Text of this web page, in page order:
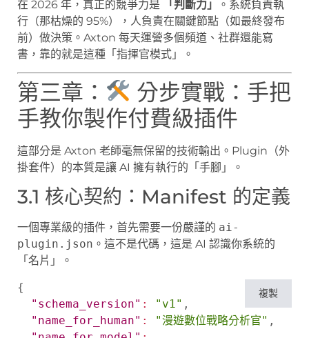
在 2026 年，真正的競爭力是 「判斷力」
。系統負責執
行（那枯燥的 95%），人負責在關鍵節點（如最終發布
前）做決策。Axton 每天運營多個頻道、社群還能寫
書，靠的就是這種「指揮官模式」。
第三章：
分步實戰：手把
手教你製作付費級插件
這部分是 Axton 老師毫無保留的技術輸出。Plugin（外
掛套件）的本質是讓 AI 擁有執行的「手腳」。
3.1 核心契約：Manifest 的定義
一個專業級的插件，首先需要一份嚴謹的 ai-
plugin.json 。這不是代碼，這是 AI 認識你系統的
「名片」。
{
"schema_version" : "v1" ,
"name_for_human" : "漫遊數位戰略分析官" ,
複製